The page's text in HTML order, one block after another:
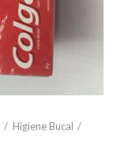
Higiene Bucal